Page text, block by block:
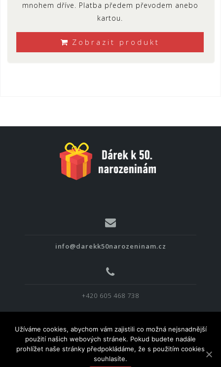
mnohem dříve. Platba předem převodem anebo
kartou.
Zobrazit produkt
info@darekk50narozeninam.cz
+420 605 468 738
Užíváme cookies, abychom vám zajistili co možná nejsnadnější
použití našich webových stránek. Pokud budete nadále
prohlížet naše stránky předpokládáme, že s použitím cookies
souhlasíte.